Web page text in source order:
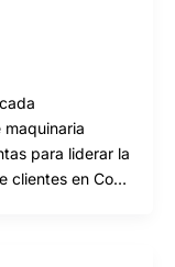
para liderar la
clientes en Co…